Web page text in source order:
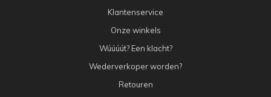
Klantenservice
Onze winkels
Wúúúút? Een klacht?
Wederverkoper worden?
Retouren